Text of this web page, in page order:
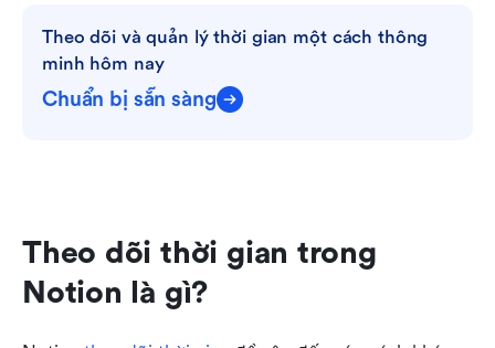
Theo dõi và quản lý thời gian một cách thông
minh hôm nay
Chuẩn bị sẵn sàng
Theo dõi thời gian trong
Notion là gì?